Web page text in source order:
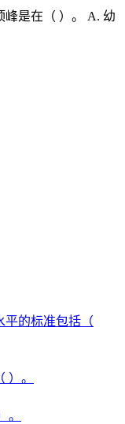
峰是在（ ）。 A. 幼
平的标准包括（
）。
。